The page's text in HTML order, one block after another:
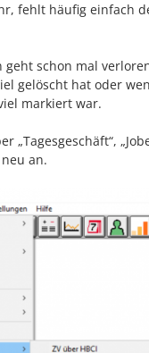
fehlt häufig einfach
schon mal
gelöscht hat oder
markiert war.
„Tagesgeschäft“,
an.